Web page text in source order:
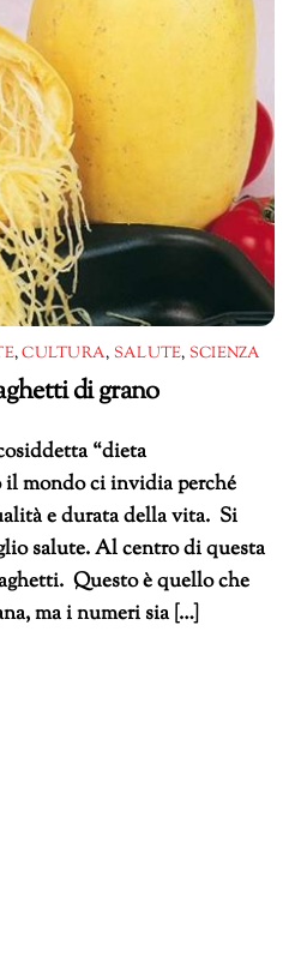
,CULTURA, SALUTE, SCIENZA
di grano
“dieta
mondo ci invidia perché
e durata della vita. Si
salute. Al centro di questa
Questo è quello che
ma i numeri sia […]